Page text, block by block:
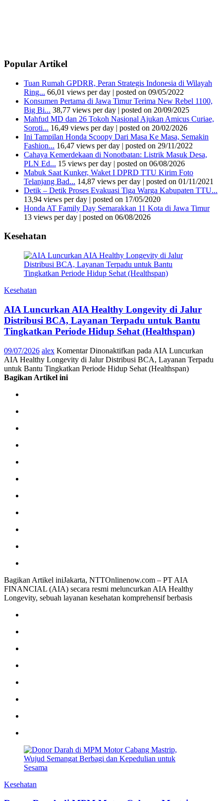
Popular Artikel
Tuan Rumah GPDRR, Peran Strategis Indonesia di Wilayah
Ring... 66,01 views per day | posted on 09/05/2022
Konsumen Pertama di Jawa Timur Terima New Rebel 1100,
Big Bi... 38,77 views per day | posted on 20/09/2025
Mahfud MD dan 26 Tokoh Nasional Ajukan Amicus Curiae,
Soroti... 16,49 views per day | posted on 20/02/2026
Ini Tampilan Honda Scoopy Dari Masa Ke Masa, Semakin
Fashion... 16,47 views per day | posted on 29/11/2022
Cahaya Kemerdekaan di Nonotbatan: Listrik Masuk Desa,
PLN Ed... 15 views per day | posted on 06/08/2026
Mabuk Saat Kunker, Waket I DPRD TTU Kirim Foto
Telanjang Bad... 14,87 views per day | posted on 01/11/2021
Detik – Detik Proses Evakuasi Tiga Warga Kabupaten TTU...
13,94 views per day | posted on 17/05/2020
Honda AT Family Day Semarakkan 11 Kota di Jawa Timur
13 views per day | posted on 06/08/2026
Kesehatan
Kesehatan
AIA Luncurkan AIA Healthy Longevity di Jalur
Distribusi BCA, Layanan Terpadu untuk Bantu
Tingkatkan Periode Hidup Sehat (Healthspan)
09/07/2026 alex Komentar Dinonaktifkan pada AIA Luncurkan
AIA Healthy Longevity di Jalur Distribusi BCA, Layanan Terpadu
untuk Bantu Tingkatkan Periode Hidup Sehat (Healthspan)
Bagikan Artikel ini
Bagikan Artikel iniJakarta, NTTOnlinenow.com – PT AIA
FINANCIAL (AIA) secara resmi meluncurkan AIA Healthy
Longevity, sebuah layanan kesehatan komprehensif berbasis
Kesehatan